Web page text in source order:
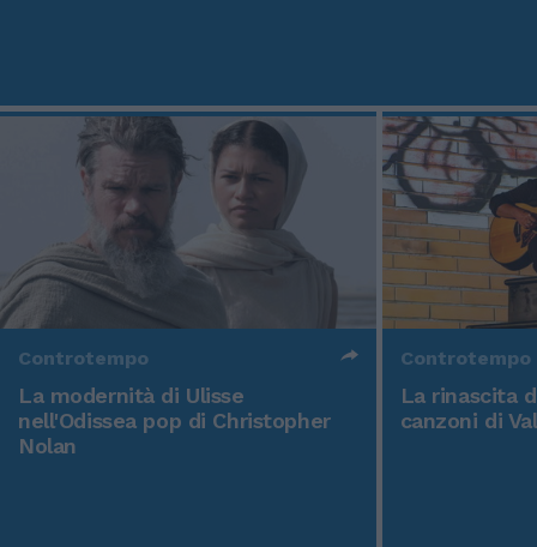
Controtempo
La modernità di Ulisse
nell'Odissea pop di Christopher
Nolan
Controtempo
La rinascita
canzoni di